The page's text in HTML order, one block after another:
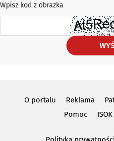
Wpisz kod z obrazka
O portalu Reklama
Pomoc
ISOK